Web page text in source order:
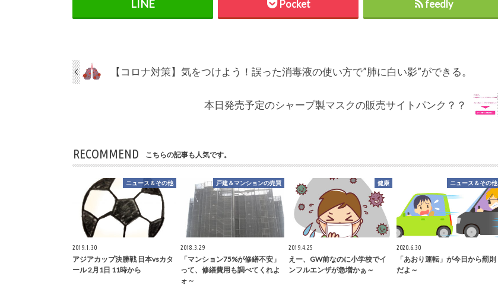
Pocket feedly
【コロナ対策】気をつけよう！誤った消毒液の使い方で”肺に白い影”ができる。
本日発売予定のシャープ製マスクの販売サイトパンク？？
RECOMMEND こちらの記事も人気です。
ニュース＆その他
2019.1.30
アジアカップ決勝戦 日本vsカタ
ール 2月1日 11時から
戸建＆マンションの売買
2018.3.29
「マンション75%が修繕不安」
って、修繕費用も調べてくれよ
ォ～
健康
2019.4.25
えー、GW前なのに小学校でイ
ンフルエンザが急増かぁ～
ニュース＆その他
2020.6.30
「あおり運転」が今日から罰則
だよ～